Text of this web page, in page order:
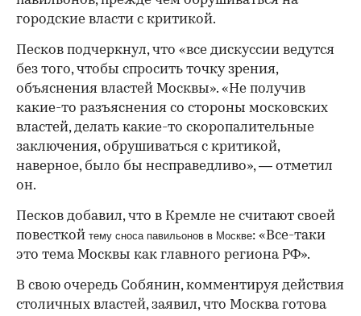
городские власти с критикой.
Песков подчеркнул, что «все дискуссии ведутся
без того, чтобы спросить точку зрения,
объяснения властей Москвы». «Не получив
какие-то разъяснения со стороны московских
властей, делать какие-то скоропалительные
заключения, обрушиваться с критикой,
наверное, было бы несправедливо», — отметил
он.
Песков добавил, что в Кремле не считают своей
повесткой тему сноса павильонов в Москве: «Все-таки
это тема Москвы как главного региона РФ».
В свою очередь Собянин, комментируя действия
столичных властей, заявил, что Москва готова